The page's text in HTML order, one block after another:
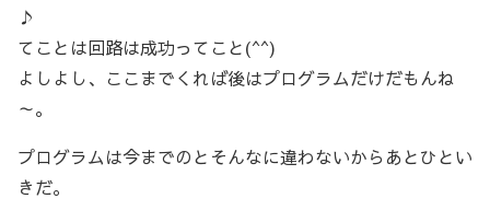
♪
てことは回路は成功ってこと(^^)
よしよし、ここまでくれば後はプログラムだけだもんね
～。
プログラムは今までのとそんなに違わないからあとひとい
きだ。